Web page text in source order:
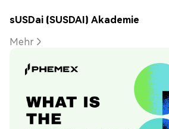
sUSDai (SUSDAI) Akademie
Mehr